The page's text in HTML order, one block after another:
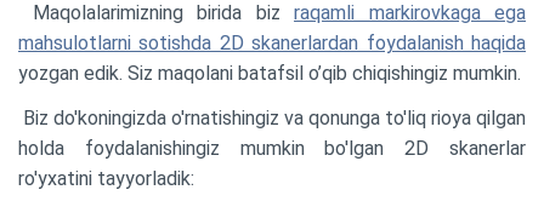
Maqolalarimizning birida biz raqamli markirovkaga ega
mahsulotlarni sotishda 2D skanerlardan foydalanish haqida
yozgan edik. Siz maqolani batafsil o’qib chiqishingiz mumkin.
Biz do'koningizda o'rnatishingiz va qonunga to'liq rioya qilgan
holda foydalanishingiz mumkin bo'lgan 2D skanerlar
ro'yxatini tayyorladik: